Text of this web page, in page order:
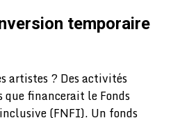
temporaire
artistes ? Des activités
que financerait le Fonds
(FNFI). Un fonds